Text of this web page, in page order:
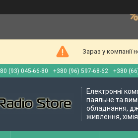
Зараз у компанії
(93) 045-66-80 +380 (96) 597-68-62 +380
Електронні
паяльне та
обладнання,
живлення,